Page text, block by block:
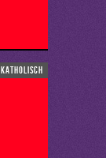
katholisch